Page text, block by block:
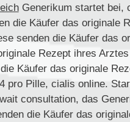
Generikum startet bei,
die Käufer das originale
senden die Käufer das
Rezept ihres
Käufer das originale
pro Pille, cialis online.
consultation, das
die Käufer das